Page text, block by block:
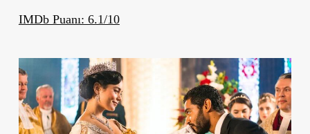
IMDb Puanı: 6.1/10